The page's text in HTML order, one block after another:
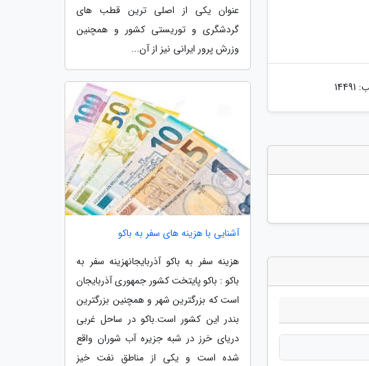
عنوان یکی از اصلی ترین قطب های
گردشگری و توریستی کشور و همچنین
وزرش پرور ایرانی نیز از آن...
آشنایی با هزینه های سفر به باکو
هزینه سفر به باکو آذربایجانهزینه سفر به
باکو : باکو پایتخت کشور جمهوری آذربایجان
است که بزرگترین شهر و همچنین بزرگترین
بندر این کشور است.باکو در ساحل غربی
دریای خرز در شبه جزیره آب شوران واقع
شده است و یکی از مناطق نفت خیز